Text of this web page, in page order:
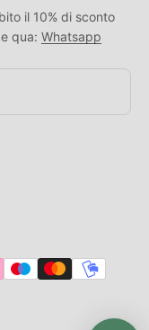
il 10% di sconto
qua: Whatsapp